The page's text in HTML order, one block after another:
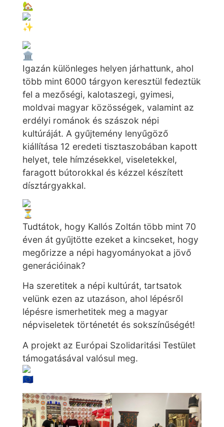
Igazán különleges helyen járhattunk, ahol
több mint 6000 tárgyon keresztül fedeztük
fel a mezőségi, kalotaszegi, gyimesi,
moldvai magyar közösségek, valamint az
erdélyi románok és szászok népi
kultúráját. A gyűjtemény lenyűgöző
kiállítása 12 eredeti tisztaszobában kapott
helyet, tele hímzésekkel, viseletekkel,
faragott bútorokkal és kézzel készített
dísztárgyakkal.
Tudtátok, hogy Kallós Zoltán több mint 70
éven át gyűjtötte ezeket a kincseket, hogy
megőrizze a népi hagyományokat a jövő
generációinak?
Ha szeretitek a népi kultúrát, tartsatok
velünk ezen az utazáson, ahol lépésről
lépésre ismerhetitek meg a magyar
népviseletek történetét és sokszínűségét!
A projekt az Európai Szolidaritási Testület
támogatásával valósul meg.